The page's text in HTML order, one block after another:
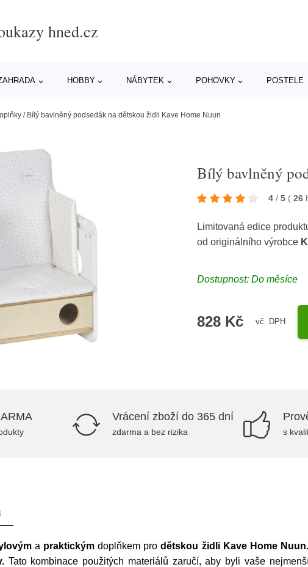
hned.cz
HOBBY NÁBYTEK POHOVKY POSTELE
/ Bílý bavlněný podsedák na dětskou židli Kave Home Nuun
Bílý bavlněný
4 / 5 ( 26
Limitovaná edice
od originálního výrobce
Dostupnost: Do měsíce
828 Kč vč. DPH
Vrácení zboží do 365 dní
zdarma a bez rizika s
a praktickýmdoplňkem prodětskou židli Kave Home
Tato kombinace použitých materiálů zaručí, aby byli vaše